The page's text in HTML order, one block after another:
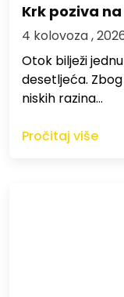
Krk poziva
4 kolovoza ,
Otok bilježi
desetljeća.
niskih razina…
Pročitaj više